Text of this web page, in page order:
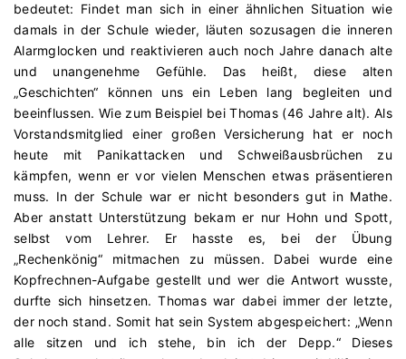
bedeutet: Findet man sich in einer ähnlichen Situation wie
damals in der Schule wieder, läuten sozusagen die inneren
Alarmglocken und reaktivieren auch noch Jahre danach alte
und unangenehme Gefühle. Das heißt, diese alten
„Geschichten“ können uns ein Leben lang begleiten und
beeinflussen. Wie zum Beispiel bei Thomas (46 Jahre alt). Als
Vorstandsmitglied einer großen Versicherung hat er noch
heute mit Panikattacken und Schweißausbrüchen zu
kämpfen, wenn er vor vielen Menschen etwas präsentieren
muss. In der Schule war er nicht besonders gut in Mathe.
Aber anstatt Unterstützung bekam er nur Hohn und Spott,
selbst vom Lehrer. Er hasste es, bei der Übung
„Rechenkönig“ mitmachen zu müssen. Dabei wurde eine
Kopfrechnen-Aufgabe gestellt und wer die Antwort wusste,
durfte sich hinsetzen. Thomas war dabei immer der letzte,
der noch stand. Somit hat sein System abgespeichert: „Wenn
alle sitzen und ich stehe, bin ich der Depp.“ Dieses